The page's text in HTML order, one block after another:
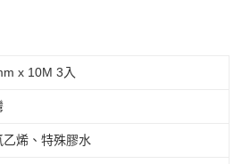
x 10M 3入
乙烯、特殊膠水